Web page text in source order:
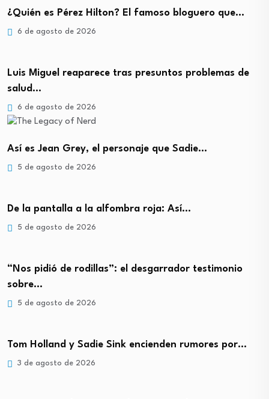
¿Quién es Pérez Hilton? El famoso bloguero que…
6 de agosto de 2026
Luis Miguel reaparece tras presuntos problemas de
salud…
6 de agosto de 2026
Así es Jean Grey, el personaje que Sadie…
5 de agosto de 2026
De la pantalla a la alfombra roja: Así…
5 de agosto de 2026
“Nos pidió de rodillas”: el desgarrador testimonio
sobre…
5 de agosto de 2026
Tom Holland y Sadie Sink encienden rumores por…
3 de agosto de 2026